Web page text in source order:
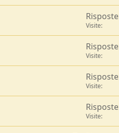
Risposte
Visite
Risposte
Visite
Risposte
Visite
Risposte
Visite